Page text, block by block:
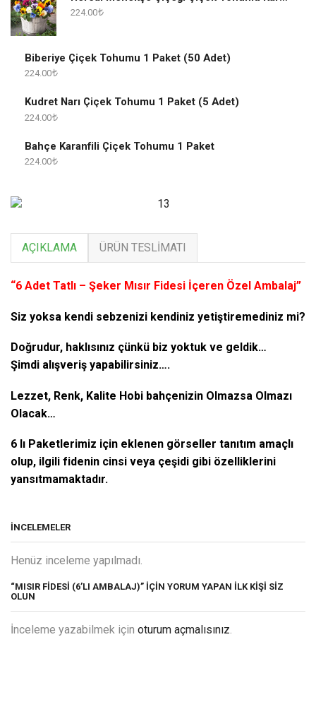
224.00
Biberiye Çiçek Tohumu 1 Paket (50 Adet)
224.00
Kudret Narı Çiçek Tohumu 1 Paket (5 Adet)
224.00
Bahçe Karanfili Çiçek Tohumu 1 Paket
224.00
AÇIKLAMA ÜRÜN TESLIMATI
“6 Adet Tatlı – Şeker Mısır Fidesi İçeren Özel Ambalaj”
Siz yoksa kendi sebzenizi kendiniz yetiştiremediniz mi?
Doğrudur, haklısınız çünkü biz yoktuk ve geldik…
Şimdi alışveriş yapabilirsiniz….
Lezzet, Renk, Kalite Hobi bahçenizin Olmazsa Olmazı
Olacak…
6 lı Paketlerimiz için eklenen görseller tanıtım amaçlı
olup, ilgili fidenin cinsi veya çeşidi gibi özelliklerini
yansıtmamaktadır.
İNCELEMELER
Henüz inceleme yapılmadı.
“MISIR FIDESI (6’LI AMBALAJ)” IÇIN YORUM YAPAN ILK KIŞI SIZ
OLUN
İnceleme yazabilmek için oturum açmalısınız.